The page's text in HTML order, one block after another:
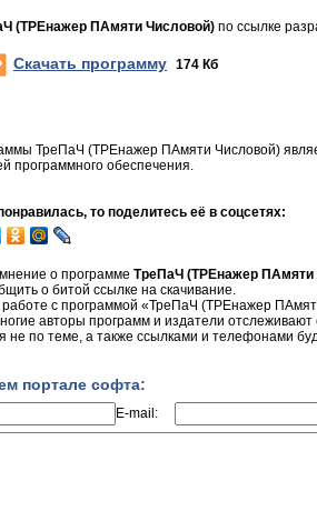
(ТРЕнажер ПАмяти Числовой) по ссылке
Скачать программу 174 Кб
ТреПаЧ (ТРЕнажер ПАмяти Числовой)
программного обеспечения.
то поделитесь её в соцсетях:
о программе ТреПаЧ (ТРЕнажер ПАмяти
о битой ссылке на скачивание.
работе с программой «ТреПаЧ (ТРЕнажер
авторы программ и издатели
по теме, а также ссылками и телефонами
портале софта:
E-mail: